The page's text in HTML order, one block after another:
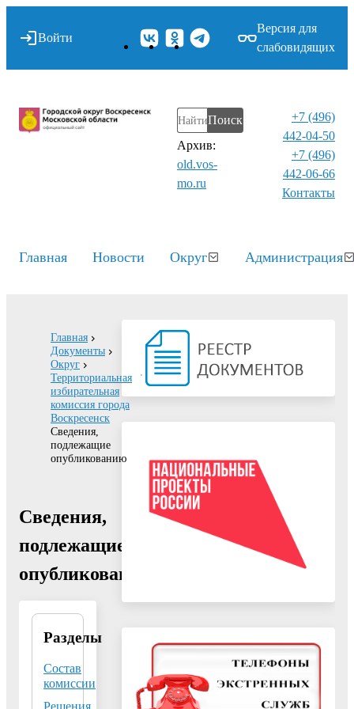
Войти
Версия для
слабовидящих
Поиск
Архив:
old.vos-
mo.ru
+7 (496)
442-04-50
+7 (496)
442-06-66
Контакты⁠
Главная Новости Округ Администрация
Главная
Документы
Округ
Территориальная
избирательная
комиссия города
Воскресенск
Сведения,
подлежащие
опубликованию
Сведения,
подлежащие
опубликованию
Разделы
Состав
комиссии
Решения
избирательная
комиссия города
Воскресенск
140200,